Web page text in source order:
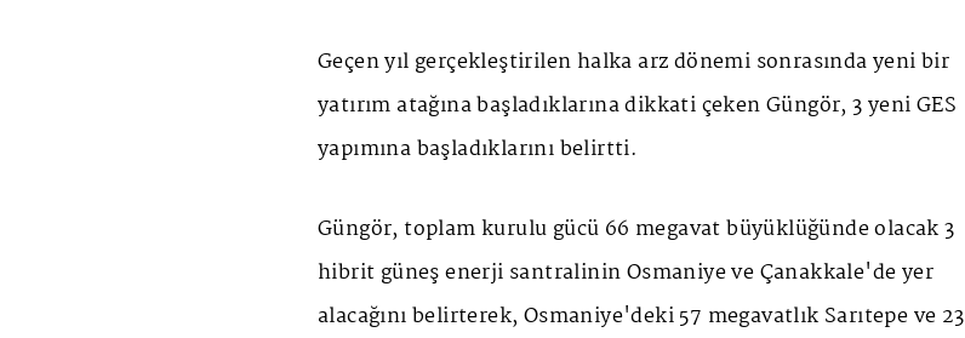
Geçen yıl gerçekleştirilen halka arz dönemi sonrasında yeni bir
yatırım atağına başladıklarına dikkati çeken Güngör, 3 yeni GES
yapımına başladıklarını belirtti.
Güngör, toplam kurulu gücü 66 megavat büyüklüğünde olacak 3
hibrit güneş enerji santralinin Osmaniye ve Çanakkale'de yer
alacağını belirterek, Osmaniye'deki 57 megavatlık Sarıtepe ve 23